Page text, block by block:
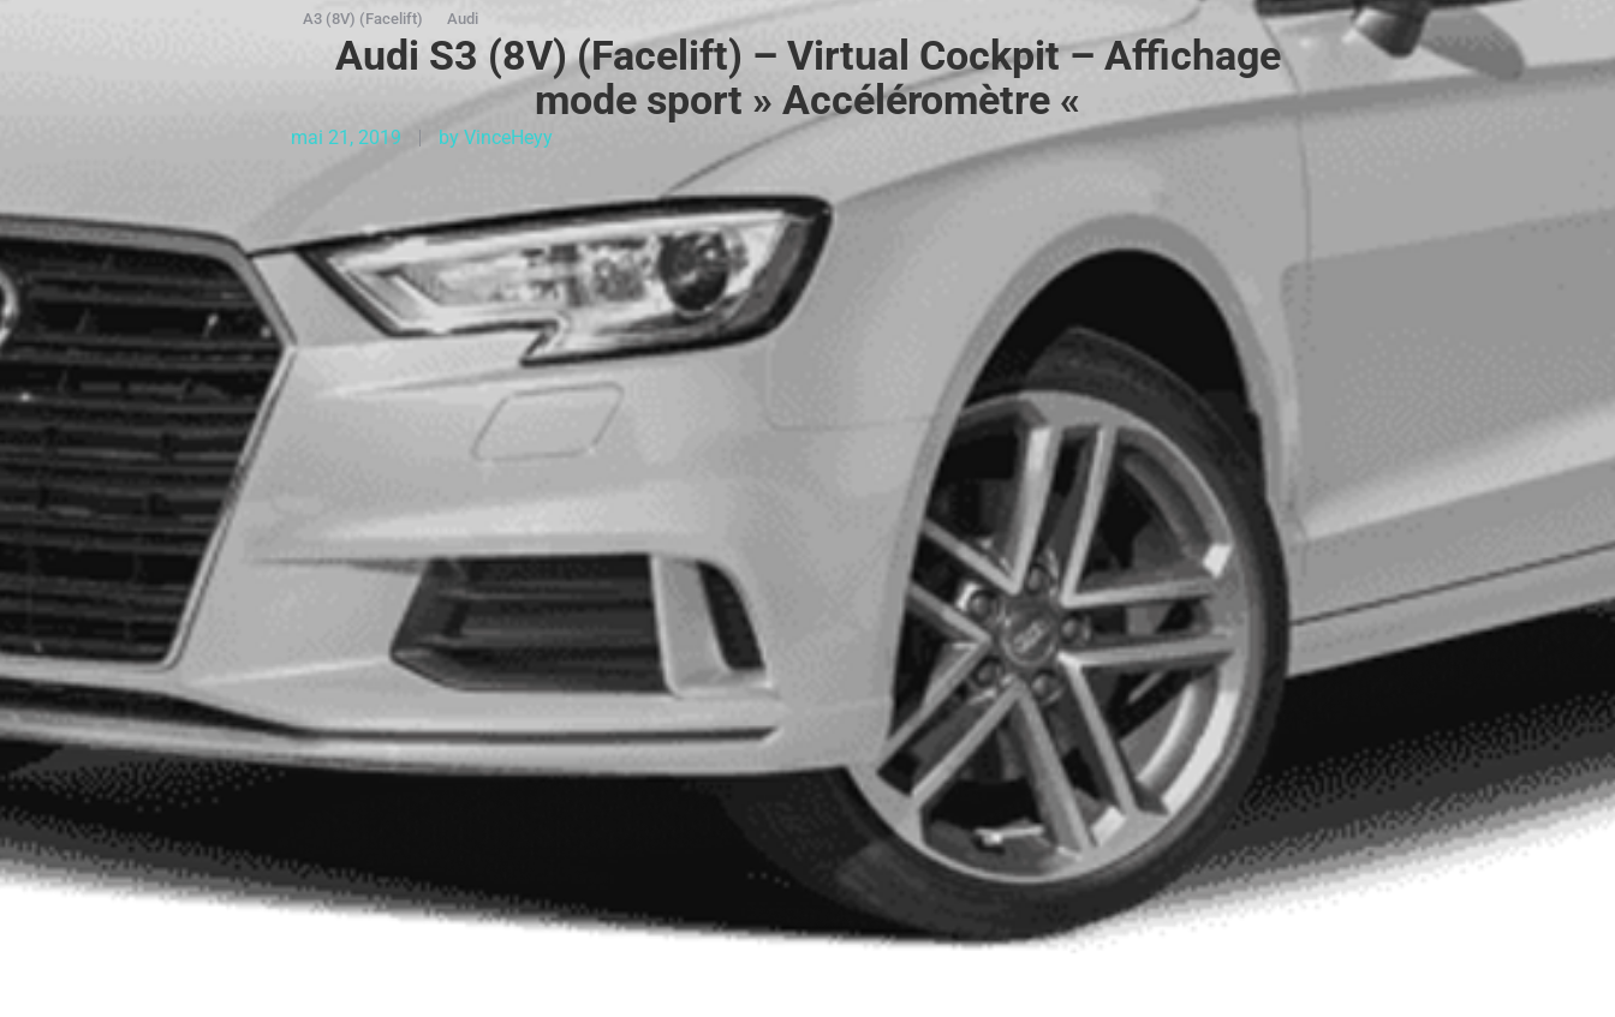
A3 (8V) (Facelift) Audi
Audi S3 (8V) (Facelift) – Virtual Cockpit – Affichage
mode sport » Accéléromètre «
mai 21, 2019 by VinceHeyy